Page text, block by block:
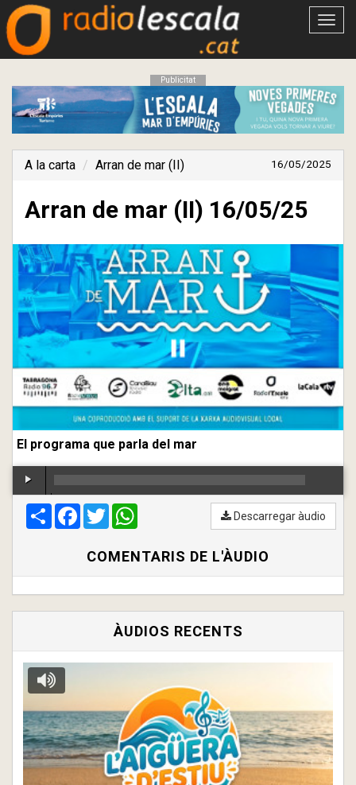
Obrir
Publicitat
A la carta Arran de mar (II) 16/05/2025
Arran de mar (II) 16/05/25
El programa que parla del mar
00:00/ 00:00
CompartirFacebook
Twitter Descarregar àudio
COMENTARIS DE L'ÀUDIO
ÀUDIOS RECENTS